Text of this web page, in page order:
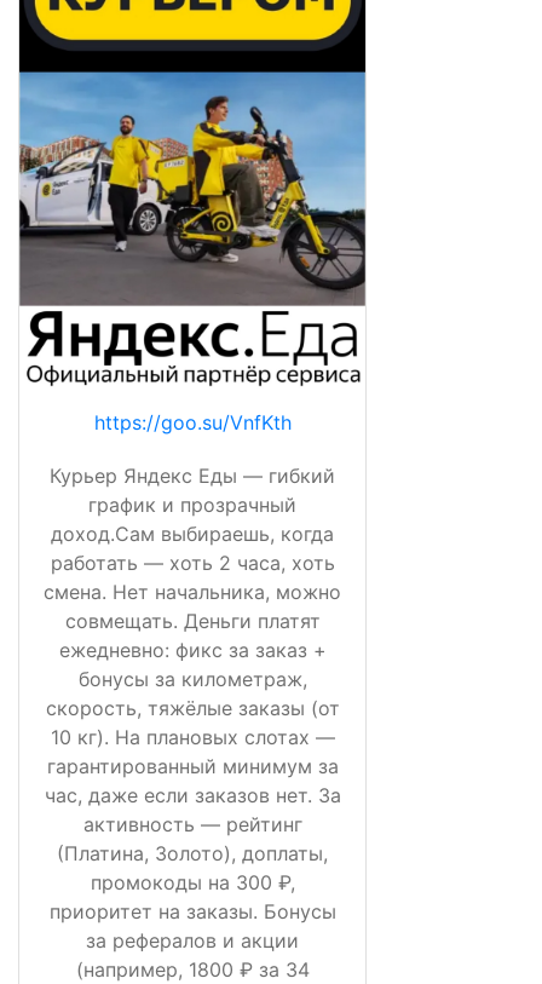
https://goo.su/VnfKth
Курьер Яндекс Еды — гибкий
график и прозрачный
доход.Сам выбираешь, когда
работать — хоть 2 часа, хоть
смена. Нет начальника, можно
совмещать. Деньги платят
ежедневно: фикс за заказ +
бонусы за километраж,
скорость, тяжёлые заказы (от
10 кг). На плановых слотах —
гарантированный минимум за
час, даже если заказов нет. За
активность — рейтинг
(Платина, Золото), доплаты,
промокоды на 300 ₽,
приоритет на заказы. Бонусы
за рефералов и акции
(например, 1800 ₽ за 34